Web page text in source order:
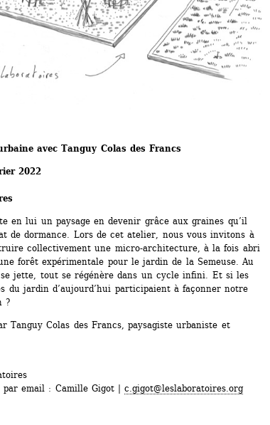
avec Tanguy Colas des Francs
2022
en lui un paysage en devenir grâce aux graines qu’il
de dormance. Lors de cet atelier, nous vous invitons à
collectivement une micro-architecture, à la fois abri
forêt expérimentale pour le jardin de la Semeuse. Au
jette, tout se régénère dans un cycle infini. Et si les
du jardin d’aujourd’hui participaient à façonner notre
?
Tanguy Colas des Francs, paysagiste urbaniste et
email : Camille Gigot | c.gigot@leslaboratoires.org